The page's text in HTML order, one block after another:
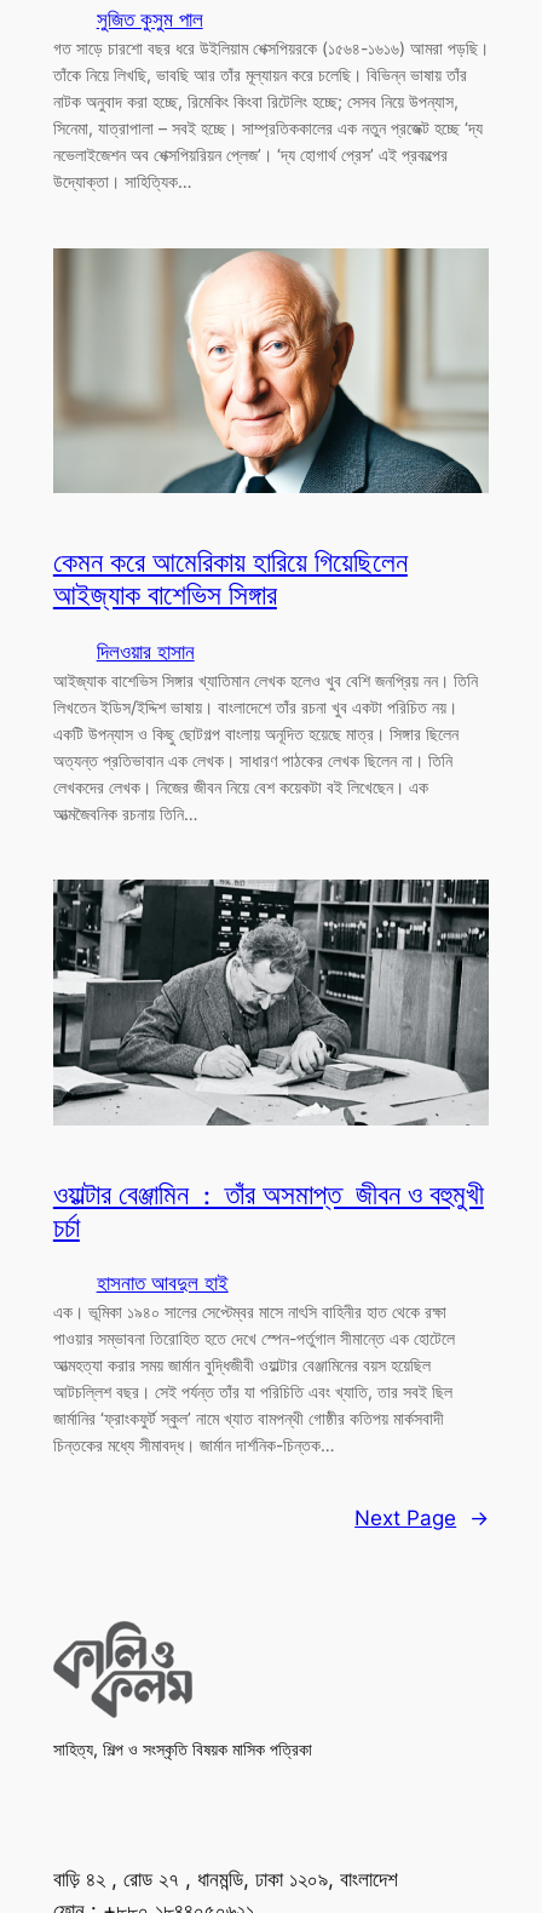
সুজিত কুসুম পাল
গত সাড়ে চারশো বছর ধরে উইলিয়াম শেক্সপিয়রকে (১৫৬৪-১৬১৬) আমরা পড়ছি।
তাঁকে নিয়ে লিখছি, ভাবছি আর তাঁর মূল্যায়ন করে চলেছি। বিভিন্ন ভাষায় তাঁর
নাটক অনুবাদ করা হচ্ছে, রিমেকিং কিংবা রিটেলিং হচ্ছে; সেসব নিয়ে উপন্যাস,
সিনেমা, যাত্রাপালা – সবই হচ্ছে। সাম্প্রতিককালের এক নতুন প্রজেক্ট হচ্ছে ‘দ্য
নভেলাইজেশন অব শেক্সপিয়রিয়ন প্লেজ’। ‘দ্য হোগার্থ প্রেস’ এই প্রকল্পের
উদ্যোক্তা। সাহিত্যিক…
কেমন করে আমেরিকায় হারিয়ে গিয়েছিলেন
আইজ্যাক বাশেভিস সিঙ্গার
দিলওয়ার হাসান
আইজ্যাক বাশেভিস সিঙ্গার খ্যাতিমান লেখক হলেও খুব বেশি জনপ্রিয় নন। তিনি
লিখতেন ইডিস/ইদ্দিশ ভাষায়। বাংলাদেশে তাঁর রচনা খুব একটা পরিচিত নয়।
একটি উপন্যাস ও কিছু ছোটগল্প বাংলায় অনূদিত হয়েছে মাত্র। সিঙ্গার ছিলেন
অত্যন্ত প্রতিভাবান এক লেখক। সাধারণ পাঠকের লেখক ছিলেন না। তিনি
লেখকদের লেখক। নিজের জীবন নিয়ে বেশ কয়েকটা বই লিখেছেন। এক
আত্মজৈবনিক রচনায় তিনি…
ওয়াল্টার বেঞ্জামিন : তাঁর অসমাপ্ত জীবন ও বহুমুখী
চর্চা
হাসনাত আবদুল হাই
এক। ভূমিকা ১৯৪০ সালের সেপ্টেম্বর মাসে নাৎসি বাহিনীর হাত থেকে রক্ষা
পাওয়ার সম্ভাবনা তিরোহিত হতে দেখে স্পেন-পর্তুগাল সীমান্তে এক হোটেলে
আত্মহত্যা করার সময় জার্মান বুদ্ধিজীবী ওয়াল্টার বেঞ্জামিনের বয়স হয়েছিল
আটচল্লিশ বছর। সেই পর্যন্ত তাঁর যা পরিচিতি এবং খ্যাতি, তার সবই ছিল
জার্মানির ‘ফ্রাংকফুর্ট স্কুল’ নামে খ্যাত বামপন্থী গোষ্ঠীর কতিপয় মার্কসবাদী
চিন্তকের মধ্যে সীমাবদ্ধ। জার্মান দার্শনিক-চিন্তক…
Next Page →
সাহিত্য, শিল্প ও সংস্কৃতি বিষয়ক মাসিক পত্রিকা
বাড়ি ৪২ , রোড ২৭ , ধানমন্ডি, ঢাকা ১২০৯, বাংলাদেশ